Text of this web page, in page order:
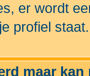
er wordt
profiel staat.
maar